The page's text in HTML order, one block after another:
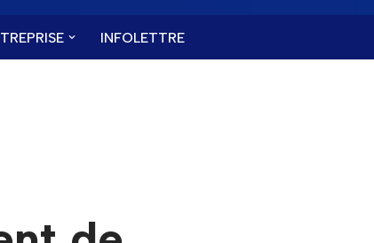
INFOLETTRE